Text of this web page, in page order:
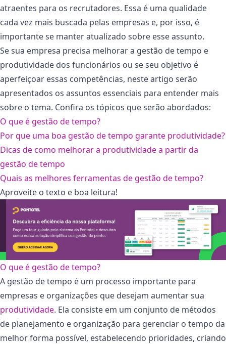
atraentes para os recrutadores. Essa é uma qualidade
cada vez mais buscada pelas empresas e, por isso, é
importante se manter atualizado sobre esse assunto.
Se sua empresa precisa melhorar a gestão de tempo e
produtividade dos funcionários ou se seu objetivo é
aperfeiçoar essas competências, neste artigo serão
apresentados os assuntos essenciais para entender mais
sobre o tema. Confira os tópicos que serão abordados:
O que é gestão de tempo?
Por que uma boa gestão de tempo garante produtividade?
Dicas de como melhorar a produtividade a partir da
gestão de tempo
Quais as melhores ferramentas de gestão de tempo?
Aproveite o texto e boa leitura!
O que é gestão de tempo?
A gestão de tempo é um processo importante para
empresas e organizações que desejam aumentar sua
produtividade. Ela consiste em um conjunto de métodos
de planejamento e organização para gerenciar o tempo da
melhor forma possível, estabelecendo prioridades, criando